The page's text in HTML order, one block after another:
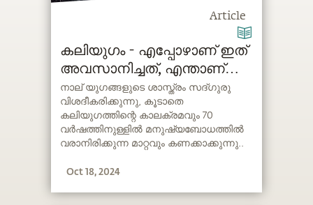
Article
കലിയുഗം - എപ്പോഴാണ് ഇത്
അവസാനിച്ചത്, എന്താണ്
മുന്നിൽ കിടക്കുന്നത്?
നാല് യുഗങ്ങളുടെ ശാസ്ത്രം സദ്ഗുരു
വിശദീകരിക്കുന്നു, കൂടാതെ
കലിയുഗത്തിന്റെ കാലക്രമവും 70
വർഷത്തിനുള്ളിൽ മനുഷ്യബോധത്തിൽ
വരാനിരിക്കുന്ന മാറ്റവും കണക്കാക്കുന്നു..
Oct 18, 2024